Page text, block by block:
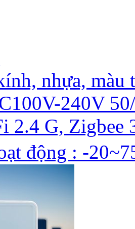
nhựa, màu
240V
2.4 G, Zigbee
động : -